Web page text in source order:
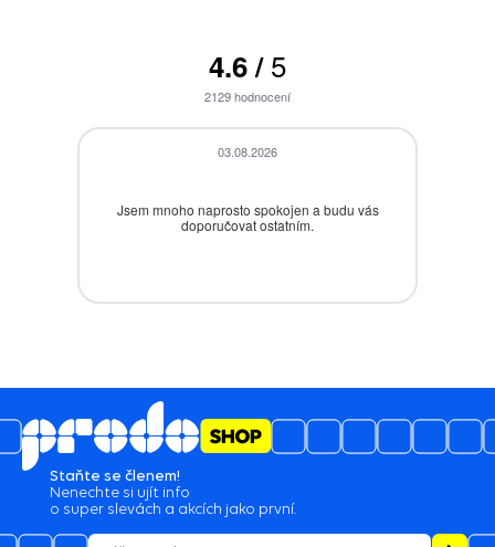
4.6/5
Jsem mnoho naprosto spokojen a budu vás